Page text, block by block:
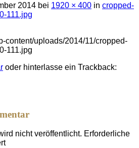
2014 bei 1920 × 400 in cropped-
111.jpg
content/uploads/2014/11/cropped-
111.jpg
oder hinterlasse ein Trackback:
nicht veröffentlicht. Erforderliche